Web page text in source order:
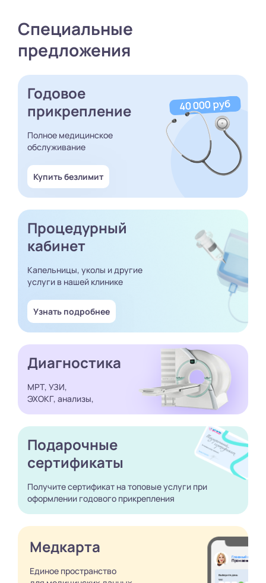
Специальные
предложения
Годовое
прикрепление
Полное медицинское
обслуживание
Купить безлимит
Процедурный
кабинет
Капельницы, уколы и другие
услуги в нашей клинике
Узнать подробнее
Диагностика
МРТ, УЗИ,
ЭХОКГ, анализы,
Подарочные
сертификаты
Получите сертификат на топовые услуги при
оформлении годового прикрепления
Медкарта
Единое пространство